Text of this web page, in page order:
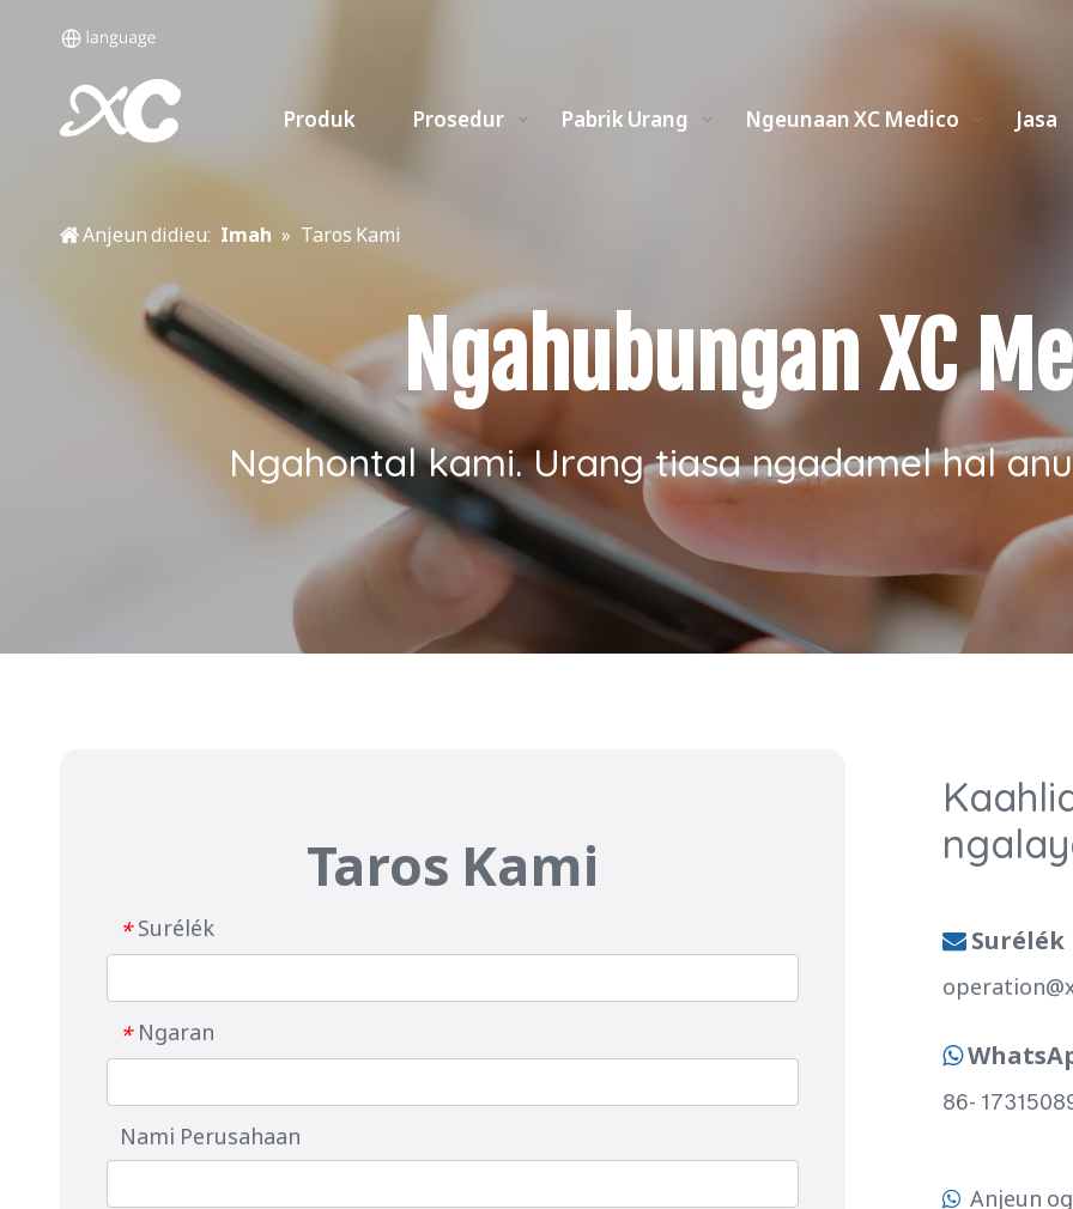
Produk Prosedur Pabrik Urang Ngeunaan XC Medico Jasa
Anjeun didieu: Imah » Taros Kami
Ngahubungan XC
Ngahontal kami. Urang tiasa ngadamel hal
Taros Kami
* Surélék
* Ngaran
Nami Perusahaan
 Surélék

86-
 Anjeun